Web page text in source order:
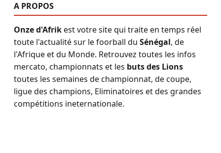
A PROPOS
Onze d'Afrikest votre site qui traite en temps réel
toute l'actualité sur le foorball du Sénégal, de
l'Afrique et du Monde. Retrouvez toutes les infos
mercato, championnats et les buts des Lions
toutes les semaines de championnat, de coupe,
ligue des champions, Eliminatoires et des grandes
compétitions ineternationale.